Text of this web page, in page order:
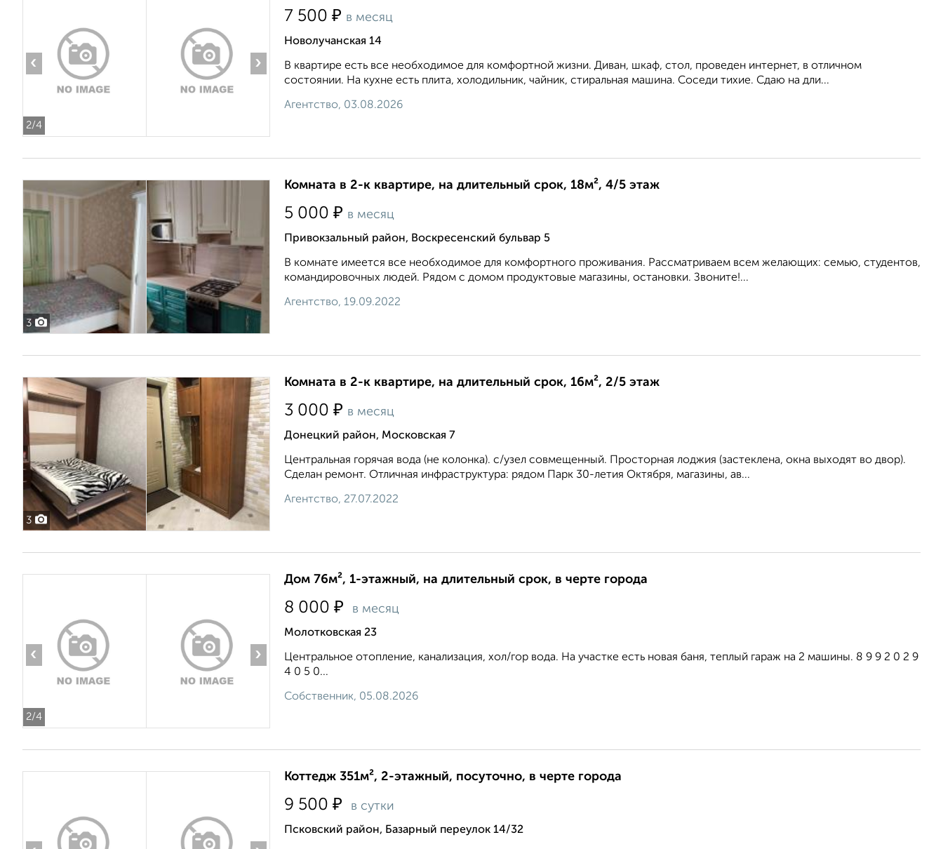
2/4
‹ ›
7 500 ₽ в месяц
Новолучанская 14
В квартире есть все необходимое для комфортной жизни. Диван, шкаф, стол, проведен интернет, в отличном
состоянии. На кухне есть плита, холодильник, чайник, стиральная машина. Соседи тихие. Сдаю на дли...
Агентство, 03.08.2026
3
Комната в 2-к квартире, на длительный срок, 18м², 4/5 этаж
5 000 ₽ в месяц
Привокзальный район, Воскресенский бульвар 5
В комнате имеется все необходимое для комфортного проживания. Рассматриваем всем желающих: семью, студентов,
командировочных людей. Рядом с домом продуктовые магазины, остановки. Звоните!...
Агентство, 19.09.2022
3
Комната в 2-к квартире, на длительный срок, 16м², 2/5 этаж
3 000 ₽ в месяц
Донецкий район, Московская 7
Центральная горячая вода (не колонка). с/узел совмещенный. Просторная лоджия (застеклена, окна выходят во двор).
Сделан ремонт. Отличная инфраструктура: рядом Парк 30-летия Октября, магазины, ав...
Агентство, 27.07.2022
2/4
‹ ›
Дом 76м², 1-этажный, на длительный срок, в черте города
8 000 ₽ в месяц
Молотковская 23
Центральное отопление, канализация, хол/гор вода. На участке есть новая баня, теплый гараж на 2 машины. 8 9 9 2 0 2 9
4 0 5 0...
Собственник, 05.08.2026
Коттедж 351м², 2-этажный, посуточно, в черте города
9 500 ₽ в сутки
Псковский район, Базарный переулок 14/32